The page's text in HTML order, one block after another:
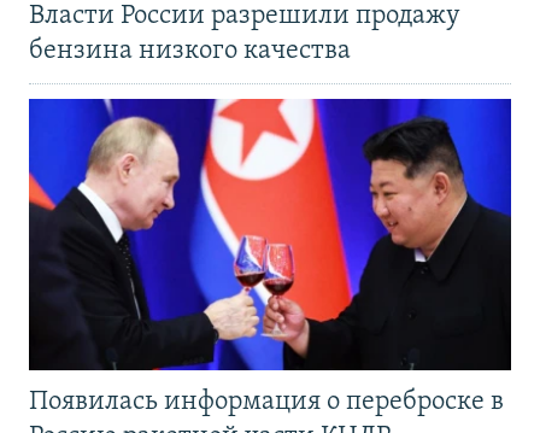
Власти России разрешили продажу
бензина низкого качества
Появилась информация о переброске в